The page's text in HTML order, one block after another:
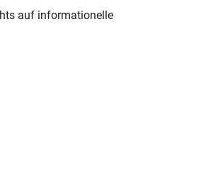
auf informationelle